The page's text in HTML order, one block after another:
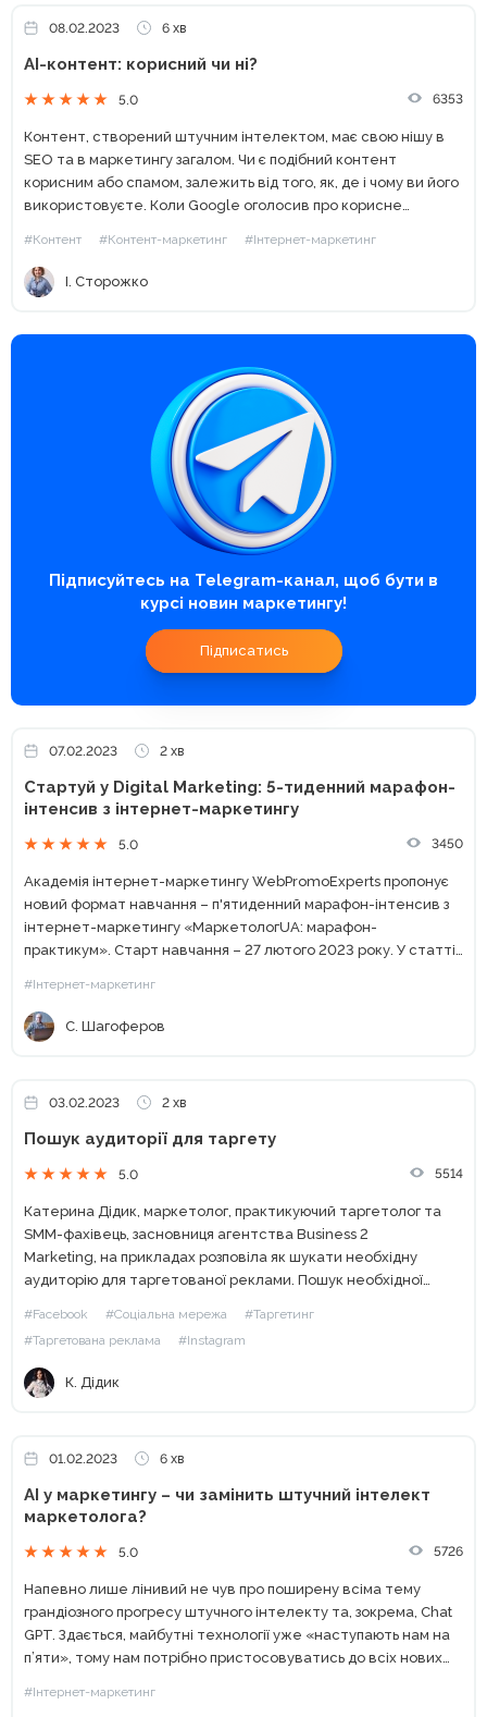
08.02.2023 6 хв
AI-контент: корисний чи ні?
5.0 6353
Контент, створений штучним інтелектом, має свою нішу в
SEO та в маркетингу загалом. Чи є подібний контент
корисним або спамом, залежить від того, як, де і чому ви його
використовуєте. Коли Google оголосив про корисне
#Контент #Контент-маркетинг #Інтернет-маркетинг
І. Сторожко
Підписуйтесь на Telegram-канал, щоб бути в
курсі новин маркетингу!
Підписатись
07.02.2023 2 хв
Стартуй у Digital Marketing: 5-тиденний марафон-
інтенсив з інтернет-маркетингу
5.0 3450
Академія інтернет-маркетингу WebPromoExperts пропонує
новий формат навчання – п'ятиденний марафон-інтенсив з
інтернет-маркетингу «МаркетологUA: марафон-
практикум». Старт навчання – 27 лютого 2023 року. У статті
учасники. Знайди свій шлях у digital Онлайн-марафон
МаркетологUA – це...
#Інтернет-маркетинг
С. Шагоферов
03.02.2023 2 хв
Пошук аудиторії для таргету
5.0 5514
Катерина Дідик, маркетолог, практикуючий таргетолог та
SMM-фахівець, засновниця агентства Business 2
Marketing, на прикладах розповіла як шукати необхідну
аудиторію для таргетованої реклами. Пошук необхідної
розберемось, які аудиторії бувають? Широка – допускається
вибір в рекламному...
#Facebook #Соціальна мережа
#Таргетинг
#Таргетована реклама
#Instagram
К. Дідик
01.02.2023 6 хв
AI у маркетингу – чи замінить штучний інтелект
маркетолога?
5.0 5726
Напевно лише лінивий не чув про поширену всіма тему
грандіозного прогресу штучного інтелекту та, зокрема, Chat
GPT. Здається, майбутні технології уже «наступають нам на
п’яти», тому нам потрібно пристосовуватись до всіх нових
#Інтернет-маркетинг